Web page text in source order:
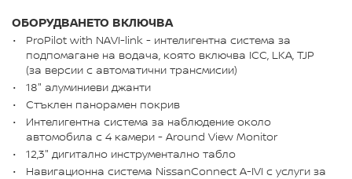
ОБОРУДВАНЕТО ВКЛЮЧВА
ProPilot with NAVI-link - интелигентна система за
подпомагане на водача, която включва ICC, LKA, TJP
(за версии с автоматични трансмисии)
18" алуминиеви джанти
Стъклен панорамен покрив
Интелигентна система за наблюдение около
автомобила с 4 камери - Around View Monitor
12,3" дигитално инструментално табло
Навигационна система NissanConnect A-IVI с услуги за